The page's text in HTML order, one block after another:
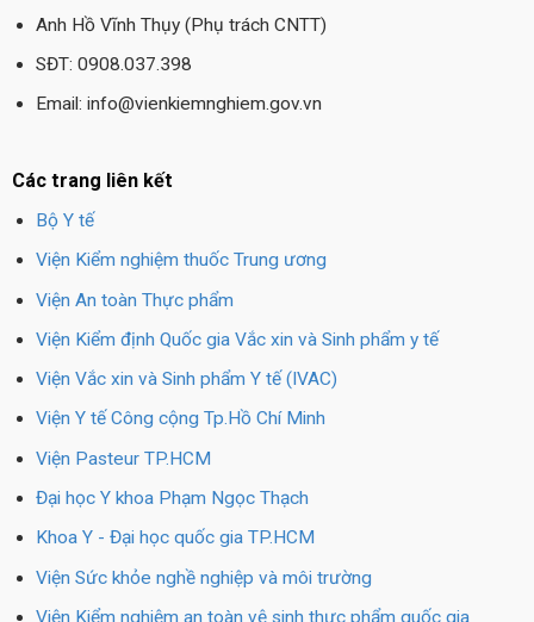
Anh Hồ Vĩnh Thụy (Phụ trách CNTT)
SĐT: 0908.037.398
Email: info@vienkiemnghiem.gov.vn
Các trang liên kết
Bộ Y tế
Viện Kiểm nghiệm thuốc Trung ương
Viện An toàn Thực phẩm
Viện Kiểm định Quốc gia Vắc xin và Sinh phẩm y tế
Viện Vắc xin và Sinh phẩm Y tế (IVAC)
Viện Y tế Công cộng Tp.Hồ Chí Minh
Viện Pasteur TP.HCM
Đại học Y khoa Phạm Ngọc Thạch
Khoa Y - Đại học quốc gia TP.HCM
Viện Sức khỏe nghề nghiệp và môi trường
Viện Kiểm nghiệm an toàn vệ sinh thực phẩm quốc gia